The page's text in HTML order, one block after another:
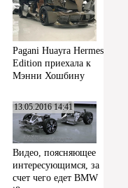
Pagani Huayra Hermes
Edition приехала к
Мэнни Хошбину
13.05.2016 14:41
Видео, поясняющее
интересующимся, за
счет чего едет BMW